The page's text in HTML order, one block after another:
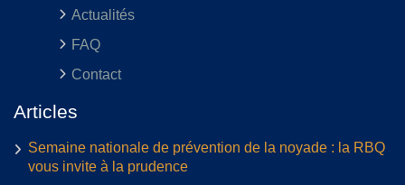
Actualités
FAQ
Contact
Articles
Semaine nationale de prévention de la noyade : la RBQ
vous invite à la prudence